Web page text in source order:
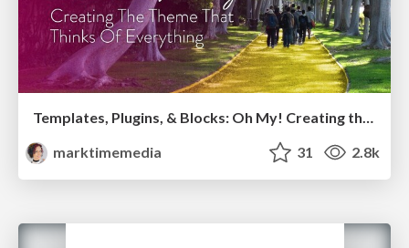
Templates, Plugins, & Blocks: Oh My! Creating the theme that thinks of everything
marktimemedia
31 2.8k